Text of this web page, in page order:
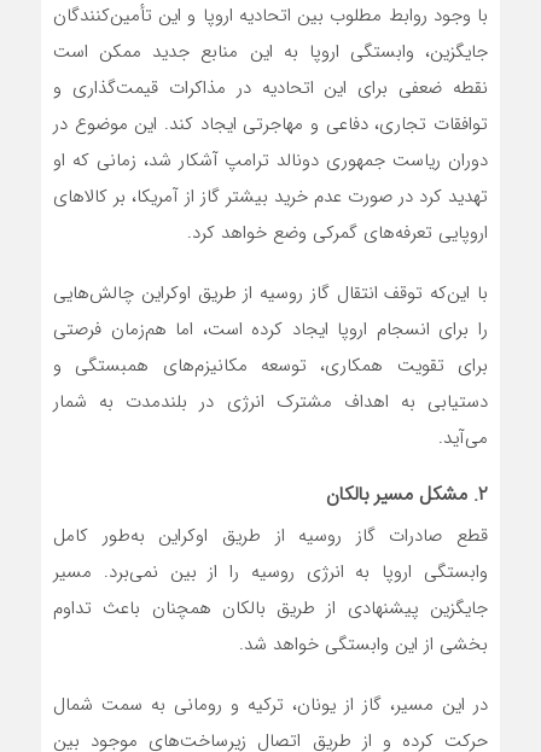
با وجود روابط مطلوب بین اتحادیه اروپا و این تأمین‌کنندگان
جایگزین، وابستگی اروپا به این منابع جدید ممکن است
نقطه ضعفی برای این اتحادیه در مذاکرات قیمت‌گذاری و
توافقات تجاری، دفاعی و مهاجرتی ایجاد کند. این موضوع در
دوران ریاست جمهوری دونالد ترامپ آشکار شد، زمانی که او
تهدید کرد در صورت عدم خرید بیشتر گاز از آمریکا، بر کالاهای
اروپایی تعرفه‌های گمرکی وضع خواهد کرد.
با این‌که توقف انتقال گاز روسیه از طریق اوکراین چالش‌هایی
را برای انسجام اروپا ایجاد کرده است، اما هم‌زمان فرصتی
برای تقویت همکاری، توسعه مکانیزم‌های همبستگی و
دستیابی به اهداف مشترک انرژی در بلندمدت به شمار
می‌آید.
۲. مشکل مسیر بالکان
قطع صادرات گاز روسیه از طریق اوکراین به‌طور کامل
وابستگی اروپا به انرژی روسیه را از بین نمی‌برد. مسیر
جایگزین پیشنهادی از طریق بالکان همچنان باعث تداوم
بخشی از این وابستگی خواهد شد.
در این مسیر، گاز از یونان، ترکیه و رومانی به سمت شمال
حرکت کرده و از طریق اتصال زیرساخت‌های موجود بین